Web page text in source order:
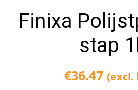
Finixa
stap
€36.47 (excl.